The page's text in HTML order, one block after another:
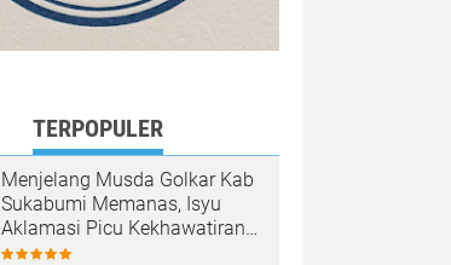
TERPOPULER
Menjelang Musda Golkar Kab
Sukabumi Memanas, Isyu
Aklamasi Picu Kekhawatiran
Melemahnya Demokrasi